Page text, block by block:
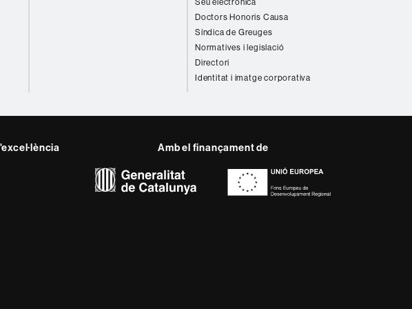
Doctors Honoris Causa
Síndica de Greuges
Normatives i legislació
Directori
Identitat i imatge corporativa
Amb el finançament de
de qualitat i excel·lència, diversificada,
i adaptada als nous models de l'Europa